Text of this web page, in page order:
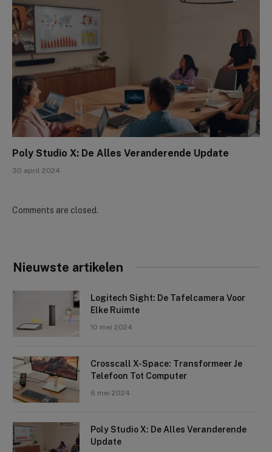
Poly Studio X: De Alles Veranderende Update
30 april 2024
Comments are closed.
Nieuwste artikelen
Logitech Sight: De Tafelcamera Voor
Elke Ruimte
10 mei 2024
Crosscall X-Space: Transformeer Je
Telefoon Tot Computer
6 mei 2024
Poly Studio X: De Alles Veranderende
Update